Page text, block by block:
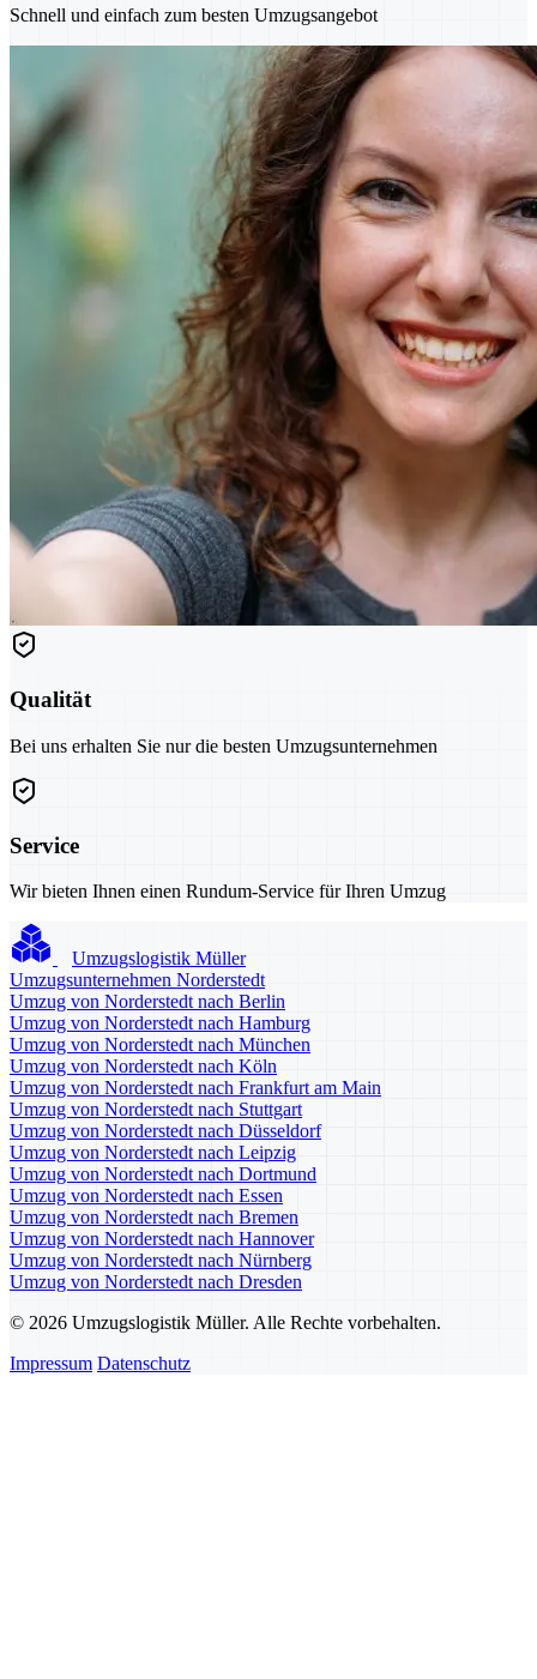
Schnell und einfach zum besten Umzugsangebot
Qualität
Bei uns erhalten Sie nur die besten Umzugsunternehmen
Service
Wir bieten Ihnen einen Rundum-Service für Ihren Umzug
Umzugslogistik Müller
Umzugsunternehmen Norderstedt
Umzug von Norderstedt nach Berlin
Umzug von Norderstedt nach Hamburg
Umzug von Norderstedt nach München
Umzug von Norderstedt nach Köln
Umzug von Norderstedt nach Frankfurt am Main
Umzug von Norderstedt nach Stuttgart
Umzug von Norderstedt nach Düsseldorf
Umzug von Norderstedt nach Leipzig
Umzug von Norderstedt nach Dortmund
Umzug von Norderstedt nach Essen
Umzug von Norderstedt nach Bremen
Umzug von Norderstedt nach Hannover
Umzug von Norderstedt nach Nürnberg
Umzug von Norderstedt nach Dresden
© 2026 Umzugslogistik Müller. Alle Rechte vorbehalten.
Impressum Datenschutz